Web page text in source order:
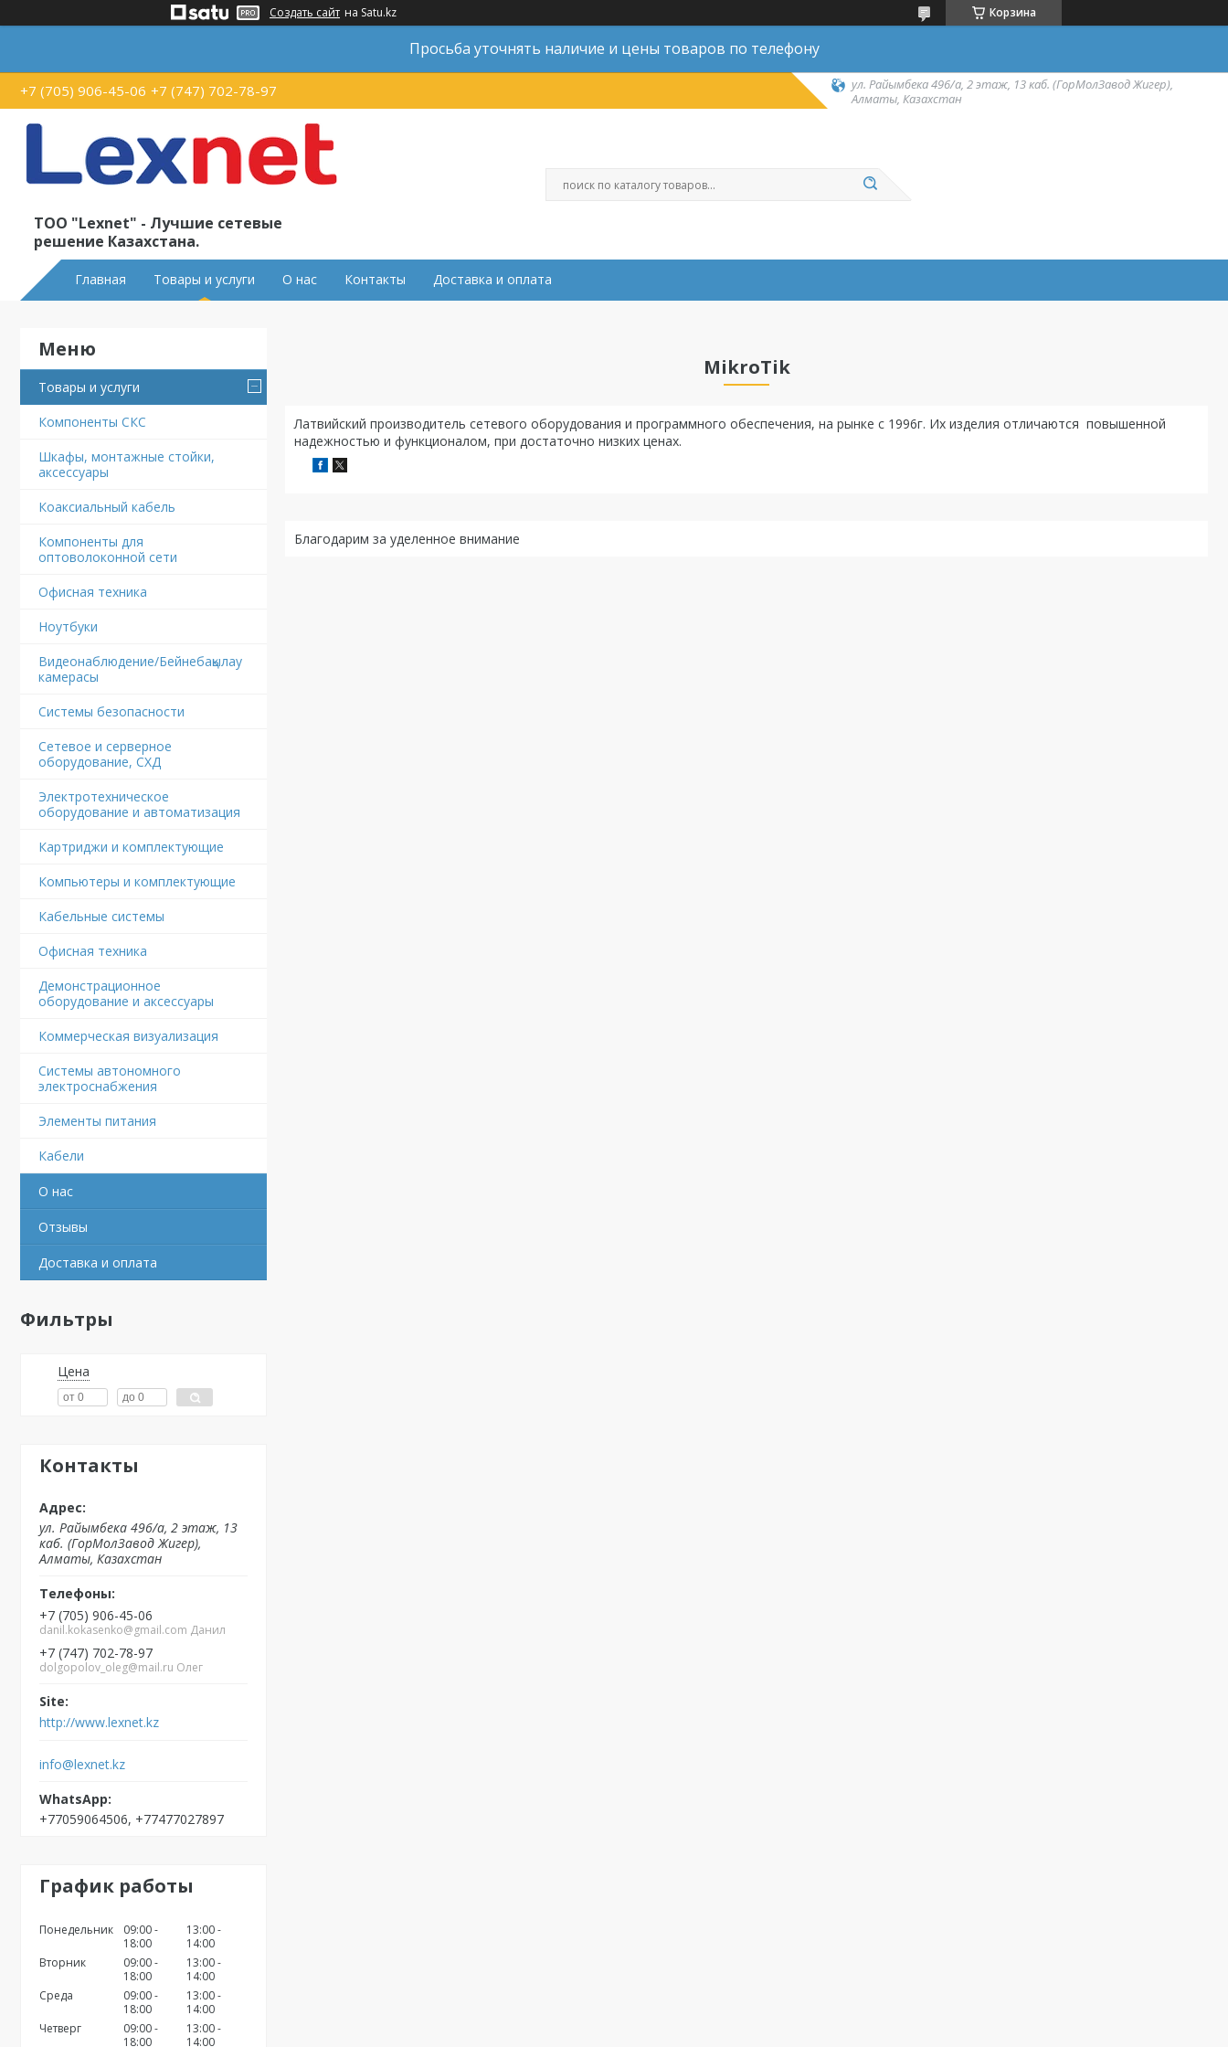
Создать сайт на Satu.kz Корзина
Просьба уточнять наличие и цены товаров по телефону
+7 (705) 906-45-06 +7 (747) 702-78-97
ул. Райымбека 496/а, 2 этаж, 13 каб. (ГорМолЗавод Жигер),
Алматы, Казахстан
ТОО "Lexnet" - Лучшие сетевые
решение Казахстана.
Главная Товары и услуги О нас Контакты Доставка и оплата
Товары и услуги
Компоненты СКС
Шкафы, монтажные стойки,
аксессуары
Коаксиальный кабель
Компоненты для
оптоволоконной сети
Офисная техника
Ноутбуки
Видеонаблюдение/Бейнебақылау
камерасы
Системы безопасности
Сетевое и серверное
оборудование, СХД
Электротехническое
оборудование и автоматизация
Картриджи и комплектующие
Компьютеры и комплектующие
Кабельные системы
Офисная техника
Демонстрационное
оборудование и аксессуары
Коммерческая визуализация
Системы автономного
электроснабжения
Элементы питания
Кабели
О нас
Отзывы
Доставка и оплата
Фильтры
Цена
Контакты
ул. Райымбека 496/а, 2 этаж, 13
каб. (ГорМолЗавод Жигер),
Алматы, Казахстан
+7 (705) 906-45-06
danil.kokasenko@gmail.com Данил
+7 (747) 702-78-97
dolgopolov_oleg@mail.ru Олег
http://www.lexnet.kz
info@lexnet.kz
+77059064506, +77477027897
График работы
Понедельник
09:00
18:00
13:00
14:00
Вторник
09:00
18:00
13:00
14:00
Среда
09:00
18:00
13:00
14:00
Четверг
09:00
18:00
13:00
14:00
MikroTik
Латвийский производитель сетевого оборудования и программного обеспечения, на рынке с 1996г. Их изделия отличаются повышенной
надежностью и функционалом, при достаточно низких ценах.
Благодарим за уделенное внимание